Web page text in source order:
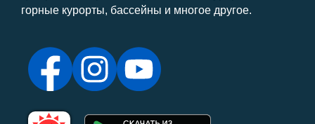
горные курорты, бассейны и многое другое.